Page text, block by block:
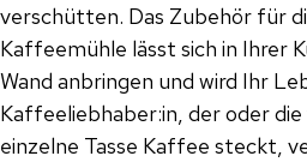
verschütten. Das Zubehör für
Kaffeemühle lässt sich in Ihrer
Wand anbringen und wird Ihr
Kaffeeliebhaber:in, der oder
einzelne Tasse Kaffee steckt,